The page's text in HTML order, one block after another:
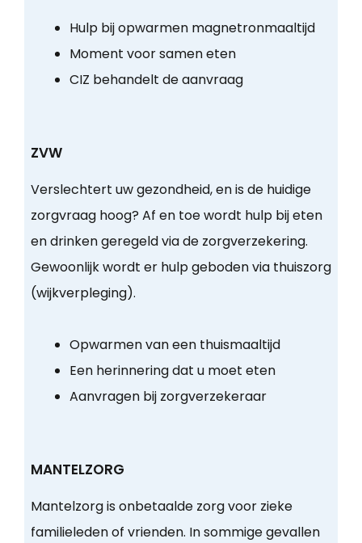
Hulp bij opwarmen magnetronmaaltijd
Moment voor samen eten
CIZ behandelt de aanvraag
ZVW
Verslechtert uw gezondheid, en is de huidige
zorgvraag hoog? Af en toe wordt hulp bij eten
en drinken geregeld via de zorgverzekering.
Gewoonlijk wordt er hulp geboden via thuiszorg
(wijkverpleging).
Opwarmen van een thuismaaltijd
Een herinnering dat u moet eten
Aanvragen bij zorgverzekeraar
MANTELZORG
Mantelzorg is onbetaalde zorg voor zieke
familieleden of vrienden. In sommige gevallen